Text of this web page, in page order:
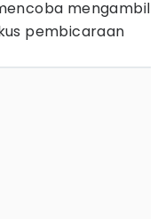
mengambil
pembicaraan